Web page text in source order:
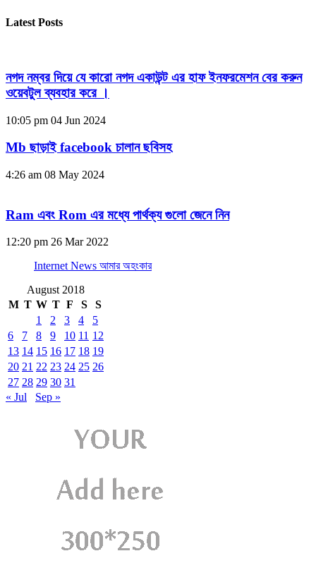
Latest Posts
নগদ নম্বর দিয়ে যে কারো নগদ একাউন্ট এর হাফ ইনফরমেশন বের করুন
ওয়েবটুল ব্যবহার করে ।
10:05 pm 04 Jun 2024
Mb ছাড়াই facebook চালান ছবিসহ
4:26 am 08 May 2024
Ram এবং Rom এর মধ্যে পার্থক্য গুলো জেনে নিন
12:20 pm 26 Mar 2022
Internet News আমার অহংকার
August 2018
M T W T F S
S
1
2 3 4
5
6
7 8 9 10 11 12
13 14 15 16 17 18 19
20 21 22 23 24 25 26
27 28 29 30 31
« Jul
Sep »